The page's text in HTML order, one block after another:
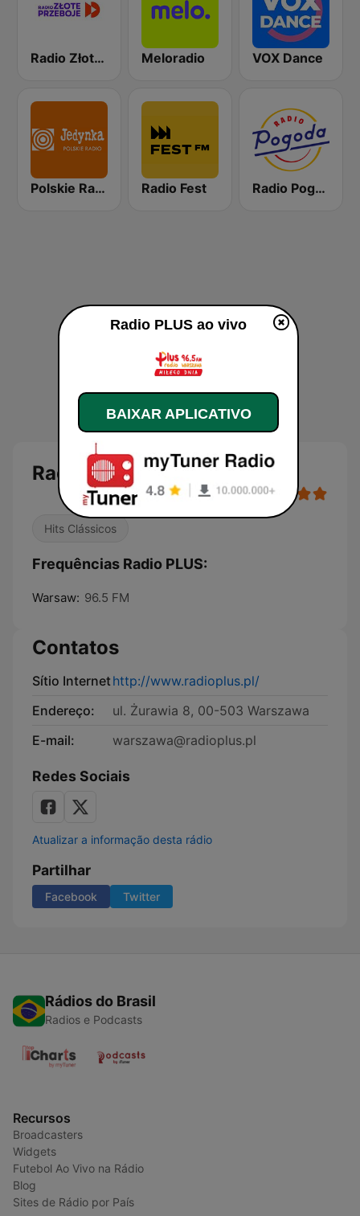
Radio Złote Przeboje Meloradio VOX Dance
Polskie Radio Program I (PR1) Jedynka Radio Fest Radio Pogoda
Radio PLUS
Hits Clássicos
Frequências Radio PLUS:
Warsaw: 96.5 FM
Contatos
Sítio Internethttp://www.radioplus.pl/
Endereço:
ul. Żurawia 8, 00-503 Warszawa
E-mail:
warszawa@radioplus.pl
Redes Sociais
Atualizar a informação desta rádio
Partilhar
Facebook Twitter
Rádios do Brasil
Radios e Podcasts
Recursos
Broadcasters
Widgets
Futebol Ao Vivo na Rádio
Blog
Sites de Rádio por País
Radio PLUS ao vivo
BAIXAR APLICATIVO